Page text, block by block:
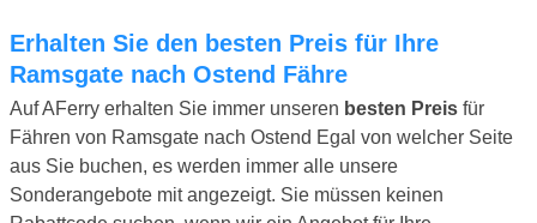
Erhalten Sie den besten Preis für Ihre
Ramsgate nach Ostend Fähre
Auf AFerry erhalten Sie immer unseren besten Preis für
Fähren von Ramsgate nach Ostend Egal von welcher Seite
aus Sie buchen, es werden immer alle unsere
Sonderangebote mit angezeigt. Sie müssen keinen